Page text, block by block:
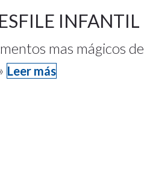
INFANTIL
mas mágicos de
Leer más